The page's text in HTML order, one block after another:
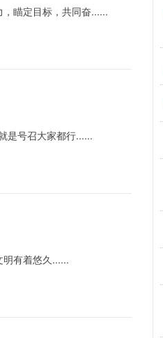
瞄定目标，共同奋......
是号召大家都行......
有着悠久......